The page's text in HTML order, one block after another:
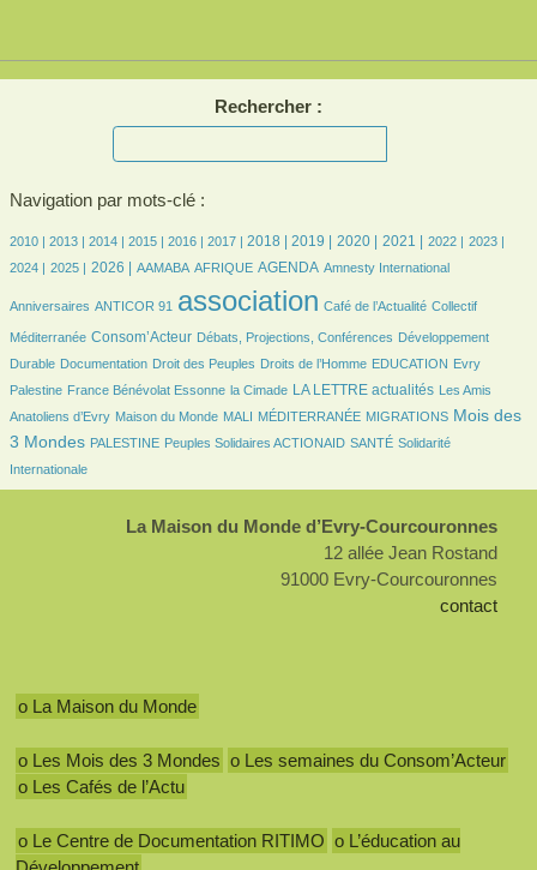
Rechercher :
Navigation par mots-clé :
17/3538
2010 |
15/3538
2013 |
262/3538 2014 |
505/3538 2015 |
594/3538 2016 |
676/3538 2017 |
1012/3538 2018 |
1043/3538 2019 |
844/3538 2020 |
911/3538 2021 |
736/3538 2022 |
713/3538 2023 |
695/3538
2024 |
678/3538
2025 |
774/3538 2026 |
136/3538 AAMABA
290/3538 AFRIQUE
784/3538 AGENDA
10/3538 Amnesty International
43/3538
Anniversaires ANTICOR 91 association Café de l’Actualité Collectif
Méditerranée
937/3538 Consom’Acteur
227/3538 Débats, Projections, Conférences
225/3538
Développement
Durable
110/3538Documentation
48/3538 Droit des Peuples
256/3538 Droits de l’Homme
61/3538 EDUCATION
21/3538
Evry
Palestine
149/3538France Bénévolat Essonne
33/3538 la Cimade
1156/3538 LA LETTRE actualités
68/3538
Les Amis
Anatoliens d’Evry
140/3538 Maison du Monde
47/3538 MALI
10/3538 MÉDITERRANÉE
203/3538 MIGRATIONS
1562/3538
Mois des
3 Mondes
151/3538 PALESTINE
167/3538 Peuples Solidaires ACTIONAID
139/3538 SANTÉ
389/3538
Solidarité
Internationale
La Maison du Monde d’Evry-Courcouronnes
12 allée Jean Rostand
91000 Evry-Courcouronnes
contact
o La Maison du Monde
o Les Mois des 3 Mondes o Les semaines du Consom’Acteur
o Les Cafés de l’Actu
o Le Centre de Documentation RITIMO o L’éducation au